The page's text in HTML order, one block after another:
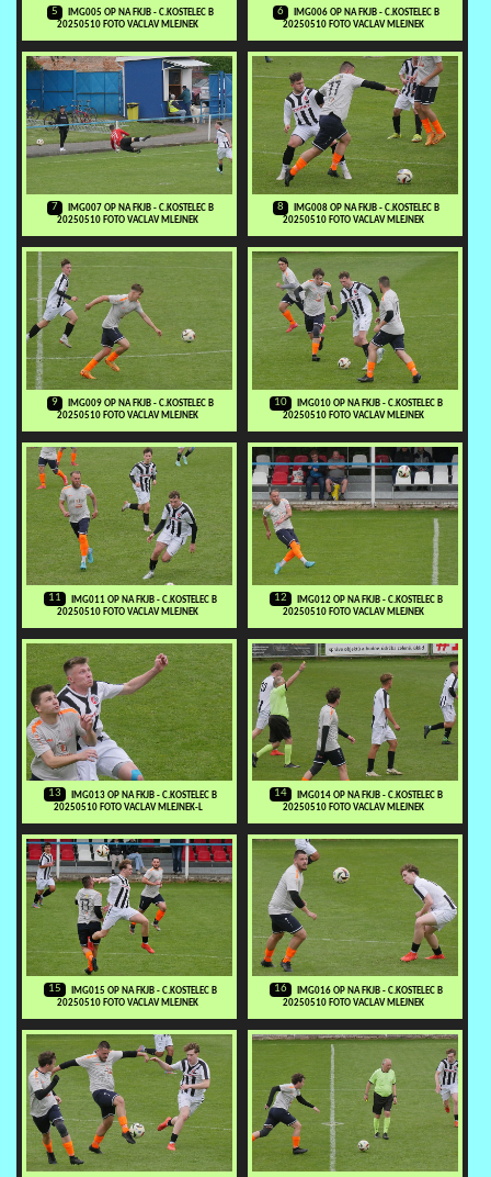
5
IMG005 OP NA FKJB - C.KOSTELEC B
20250510 FOTO VACLAV MLEJNEK
6
IMG006 OP NA FKJB - C.KOSTELEC B
20250510 FOTO VACLAV MLEJNEK
7
IMG007 OP NA FKJB - C.KOSTELEC B
20250510 FOTO VACLAV MLEJNEK
8
IMG008 OP NA FKJB - C.KOSTELEC B
20250510 FOTO VACLAV MLEJNEK
9
IMG009 OP NA FKJB - C.KOSTELEC B
20250510 FOTO VACLAV MLEJNEK
10
IMG010 OP NA FKJB - C.KOSTELEC B
20250510 FOTO VACLAV MLEJNEK
11
IMG011 OP NA FKJB - C.KOSTELEC B
20250510 FOTO VACLAV MLEJNEK
12
IMG012 OP NA FKJB - C.KOSTELEC B
20250510 FOTO VACLAV MLEJNEK
13
IMG013 OP NA FKJB - C.KOSTELEC B
20250510 FOTO VACLAV MLEJNEK-L
14
IMG014 OP NA FKJB - C.KOSTELEC B
20250510 FOTO VACLAV MLEJNEK
15
IMG015 OP NA FKJB - C.KOSTELEC B
20250510 FOTO VACLAV MLEJNEK
16
IMG016 OP NA FKJB - C.KOSTELEC B
20250510 FOTO VACLAV MLEJNEK